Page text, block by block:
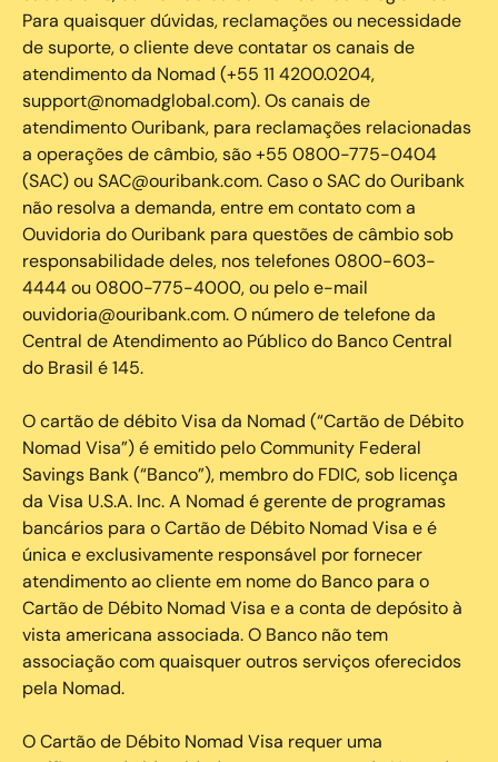
Para quaisquer dúvidas, reclamações ou necessidade
de suporte, o cliente deve contatar os canais de
atendimento da Nomad (+55 11 4200.0204,
support@nomadglobal.com). Os canais de
atendimento Ouribank, para reclamações relacionadas
a operações de câmbio, são +55 0800-775-0404
(SAC) ou SAC@ouribank.com. Caso o SAC do Ouribank
não resolva a demanda, entre em contato com a
Ouvidoria do Ouribank para questões de câmbio sob
responsabilidade deles, nos telefones 0800-603-
4444 ou 0800-775-4000, ou pelo e-mail
ouvidoria@ouribank.com. O número de telefone da
Central de Atendimento ao Público do Banco Central
do Brasil é 145.
O cartão de débito Visa da Nomad (“Cartão de Débito
Nomad Visa”) é emitido pelo Community Federal
Savings Bank (“Banco”), membro do FDIC, sob licença
da Visa U.S.A. Inc. A Nomad é gerente de programas
bancários para o Cartão de Débito Nomad Visa e é
única e exclusivamente responsável por fornecer
atendimento ao cliente em nome do Banco para o
Cartão de Débito Nomad Visa e a conta de depósito à
vista americana associada. O Banco não tem
associação com quaisquer outros serviços oferecidos
pela Nomad.
O Cartão de Débito Nomad Visa requer uma